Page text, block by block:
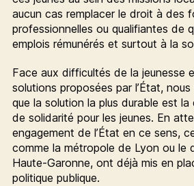
aucun cas remplacer le droit à des
professionnelles ou qualifiantes de
emplois rémunérés et surtout à la
Face aux difficultés de la jeunesse
solutions proposées par l’État,
que la solution la plus durable est la
de solidarité pour les jeunes. En
engagement de l’État en ce sens,
comme la métropole de Lyon ou le
Haute-Garonne, ont déjà mis en
politique publique.